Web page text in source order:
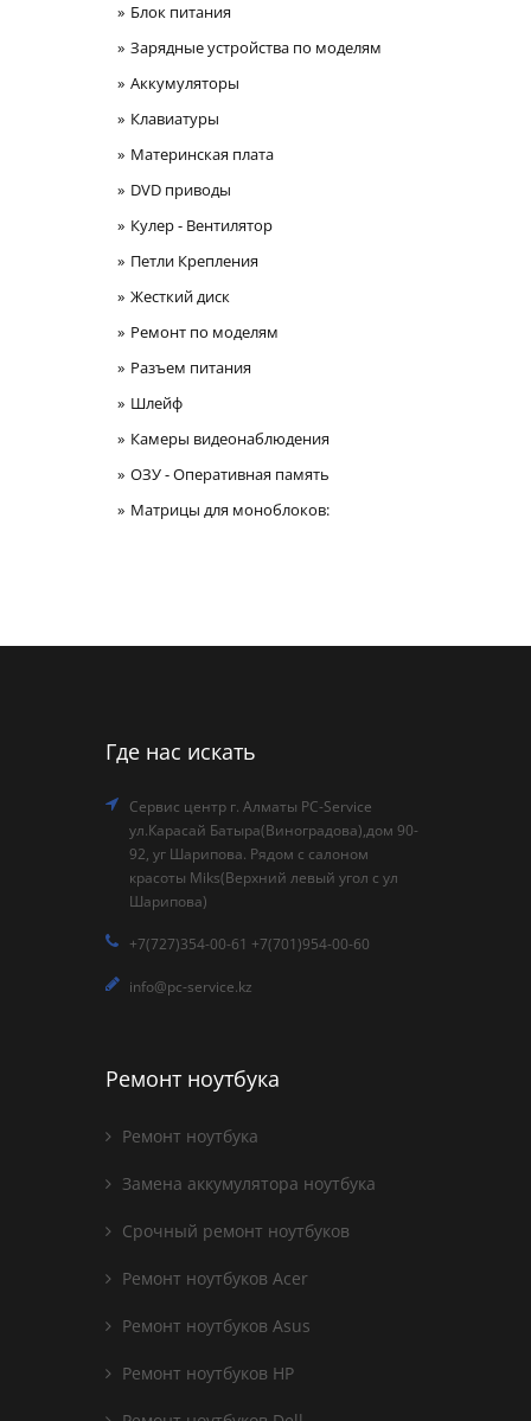
Блок питания
Зарядные устройства по моделям
Аккумуляторы
Клавиатуры
Материнская плата
DVD приводы
Кулер - Вентилятор
Петли Крепления
Жесткий диск
Ремонт по моделям
Разъем питания
Шлейф
Камеры видеонаблюдения
ОЗУ - Оперативная память
Матрицы для моноблоков:
Где нас искать
Сервис центр г. Алматы PC-Service
ул.Карасай Батыра(Виноградова),дом 90-
92, уг Шарипова. Рядом с салоном
красоты Miks(Верхний левый угол с ул
Шарипова)
+7(727)354-00-61 +7(701)954-00-60
info@pc-service.kz
Ремонт ноутбука
Ремонт ноутбука
Замена аккумулятора ноутбука
Срочный ремонт ноутбуков
Ремонт ноутбуков Acer
Ремонт ноутбуков Asus
Ремонт ноутбуков HP